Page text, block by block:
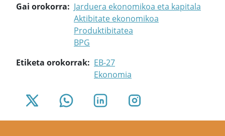
Gai orokorra
Jarduera ekonomikoa eta kapitala
Aktibitate ekonomikoa
Produktibitatea
BPG
Etiketa orokorrak
EB-27
Ekonomia